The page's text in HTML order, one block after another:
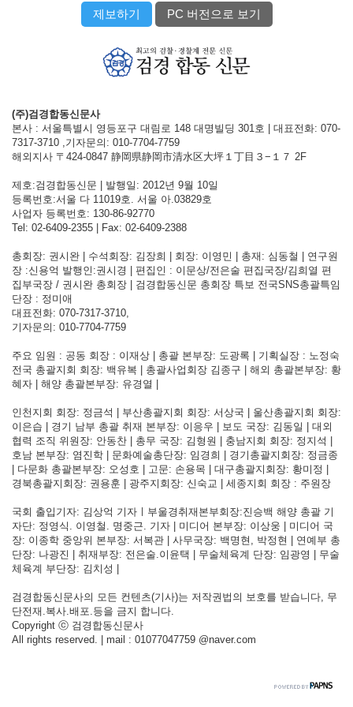
제보하기 PC 버전으로 보기
(주)검경합동신문사
본사 : 서울특별시 영등포구 대림로 148 대명빌딩 301호 | 대표전화: 070-
7317-3710 ,기자문의: 010-7704-7759
해외지사 〒424-0847 静岡県静岡市清水区大坪１丁目３−１７ 2F
제호:검경합동신문 | 발행일: 2012년 9월 10일
등록번호:서울 다 11019호. 서울 아.03829호
사업자 등록번호: 130-86-92770
Tel: 02-6409-2355 | Fax: 02-6409-2388
총회장: 권시완 | 수석회장: 김장희 | 회장: 이영민 | 총재: 심동철 | 연구원
장 :신용억 발행인:권시경 | 편집인 : 이문상/전은술 편집국장/김희열 편
집부국장 / 권시완 총회장 | 검경합동신문 총회장 특보 전국SNS총괄특임
단장 : 정미애
대표전화: 070-7317-3710,
기자문의: 010-7704-7759
주요 임원 : 공동 회장 : 이재상 | 총괄 본부장: 도광록 | 기획실장 : 노정숙
전국 총괄지회 회장: 백유복 | 총괄사업회장 김종구 | 해외 총괄본부장: 황
혜자 | 해양 총괄본부장: 유경열 |
인천지회 회장: 정금석 | 부산총괄지회 회장: 서상국 | 울산총괄지회 회장:
이은습 | 경기 남부 총괄 취재 본부장: 이응우 | 보도 국장: 김동일 | 대외
협력 조직 위원장: 안동찬 | 총무 국장: 김형원 | 충남지회 회장: 정지석 |
호남 본부장: 염진학 | 문화예술총단장: 임경희 | 경기총괄지회장: 정금종
| 다문화 총괄본부장: 오성호 | 고문: 손용목 | 대구총괄지회장: 황미정 |
경북총괄지회장: 권용훈 | 광주지회장: 신숙교 | 세종지회 회장 : 주원장
국회 출입기자: 김상억 기자ㅣ부울경취재본부회장:진승백 해양 총괄 기
자단: 정영식. 이영철. 명중근. 기자 | 미디어 본부장: 이상웅 | 미디어 국
장: 이종학 중앙위 본부장: 서복관 | 사무국장: 백명현, 박정현 | 연예부 총
단장: 나광진 | 취재부장: 전은술.이윤택 | 무술체육계 단장: 임광영 | 무술
체육계 부단장: 김치성 |
검경합동신문사의 모든 컨텐츠(기사)는 저작권법의 보호를 받습니다, 무
단전재.복사.배포.등을 금지 합니다.
Copyright ⓒ 검경합동신문사
All rights reserved. | mail : 01077047759 @naver.com